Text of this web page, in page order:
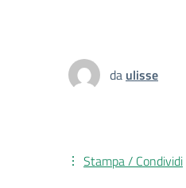
da ulisse
Stampa / Condividi